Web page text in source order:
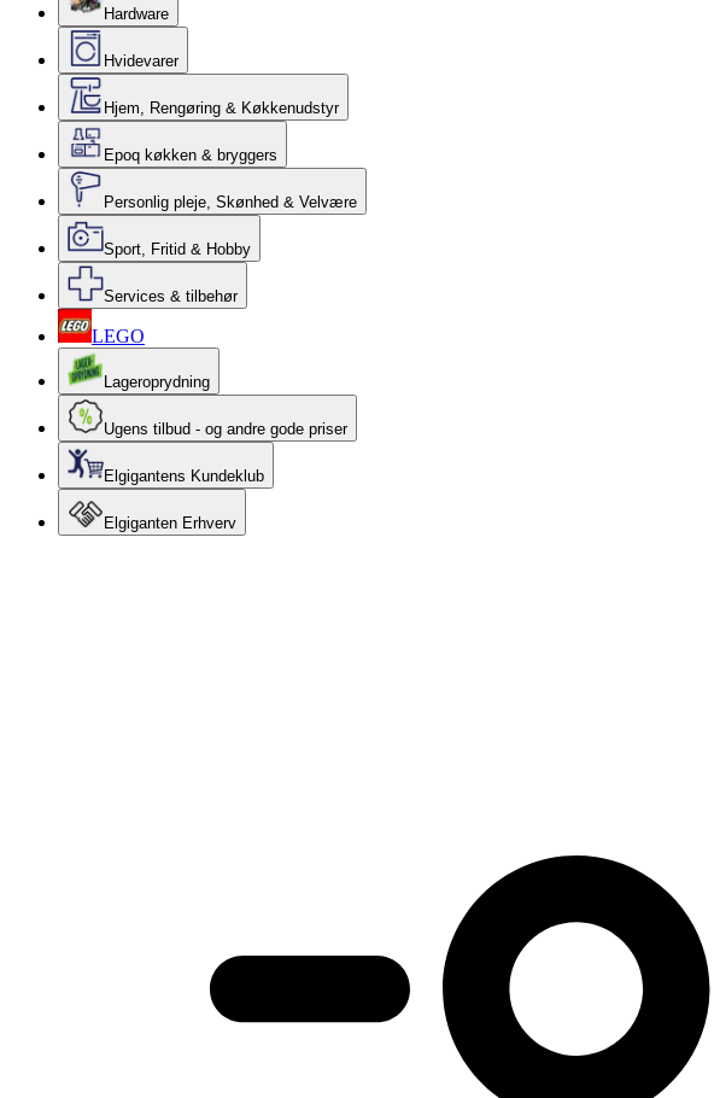
Hardware
Hvidevarer
Hjem, Rengøring & Køkkenudstyr
Epoq køkken & bryggers
Personlig pleje, Skønhed & Velvære
Sport, Fritid & Hobby
Services & tilbehør
LEGO
Lageroprydning
Ugens tilbud - og andre gode priser
Elgigantens Kundeklub
Elgiganten Erhverv